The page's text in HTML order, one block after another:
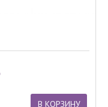
В КОРЗИНУ